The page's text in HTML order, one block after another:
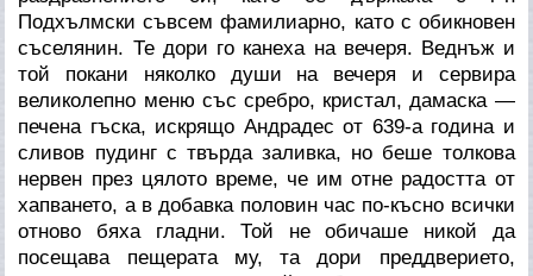
Подхълмски съвсем фамилиарно, като с обикновен
съселянин. Те дори го канеха на вечеря. Веднъж и
той покани няколко души на вечеря и сервира
великолепно меню със сребро, кристал, дамаска —
печена гъска, искрящо Андрадес от 639-а година и
сливов пудинг с твърда заливка, но беше толкова
нервен през цялото време, че им отне радостта от
хапването, а в добавка половин час по-късно всички
отново бяха гладни. Той не обичаше никой да
посещава пещерата му, та дори преддверието,